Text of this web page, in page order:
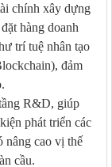
chính xây dựng
hàng doanh
trí tuệ nhân tạo
đảm
R&D, giúp
phát triển các
nâng cao vị thế
cầu.